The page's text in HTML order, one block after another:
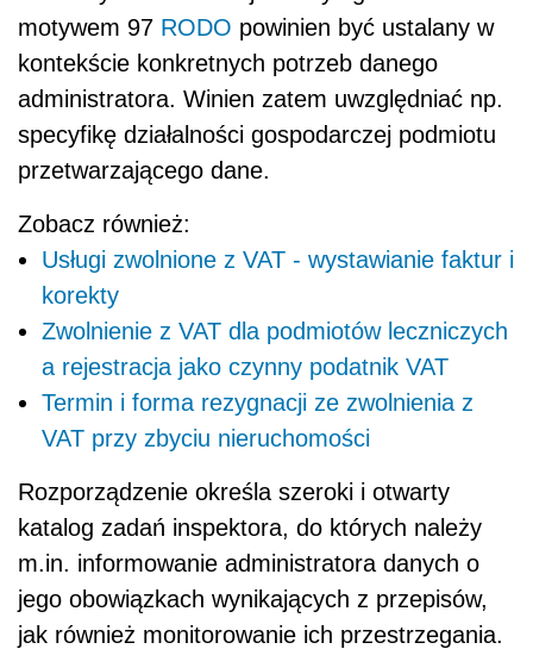
motywem 97 RODO powinien być ustalany w
kontekście konkretnych potrzeb danego
administratora. Winien zatem uwzględniać np.
specyfikę działalności gospodarczej podmiotu
przetwarzającego dane.
Zobacz również:
Usługi zwolnione z VAT - wystawianie faktur i
korekty
Zwolnienie z VAT dla podmiotów leczniczych
a rejestracja jako czynny podatnik VAT
Termin i forma rezygnacji ze zwolnienia z
VAT przy zbyciu nieruchomości
Rozporządzenie określa szeroki i otwarty
katalog zadań inspektora, do których należy
m.in. informowanie administratora danych o
jego obowiązkach wynikających z przepisów,
jak również monitorowanie ich przestrzegania.